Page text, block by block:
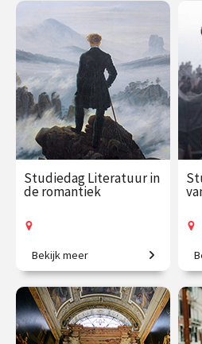
€ 217.00
vanaf 28
sep.
/ Op locatie of online
Studiedag Literatuur in
de romantiek
Een ontsnapping aan de
werkelijkheid.
€ 65.00 / €
90.00
vanaf 21
mrt.
Bekijk meer